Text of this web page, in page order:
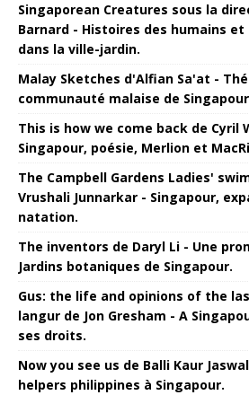
Singaporean Creatures sous la
Barnard - Histoires des humains
dans la ville-jardin.
Malay Sketches d'Alfian Sa'at -
communauté malaise de
This is how we come back de Cyril
Singapour, poésie, Merlion et
The Campbell Gardens Ladies'
Vrushali Junnarkar - Singapour,
natation.
The inventors de Daryl Li - Une
Jardins botaniques de Singapour.
Gus: the life and opinions of the
langur de Jon Gresham - A
ses droits.
Now you see us de Balli Kaur
helpers philippines à Singapour.